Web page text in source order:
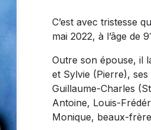
C’est avec tristesse
mai 2022, à l’âge de
Outre son épouse, il
et Sylvie (Pierre),
Guillaume-Charles
Antoine, Louis-
Monique, beaux-